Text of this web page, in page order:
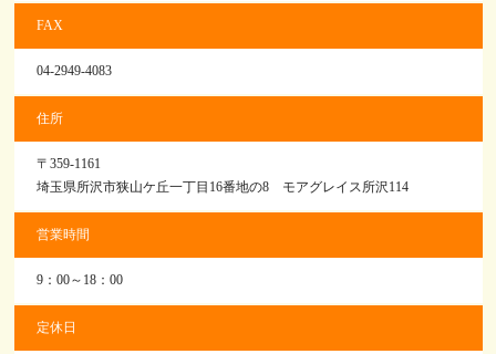
FAX
04-2949-4083
住所
〒359-1161
埼玉県所沢市狭山ケ丘一丁目16番地の8 モアグレイス所沢114
営業時間
9：00～18：00
定休日